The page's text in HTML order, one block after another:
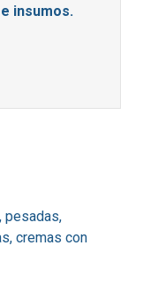
insumos.
pesadas,
cremas con